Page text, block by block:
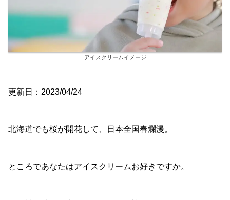
アイスクリームイメージ
更新日：2023/04/24
北海道でも桜が開花して、日本全国春爛漫。
ところであなたはアイスクリームお好きですか。